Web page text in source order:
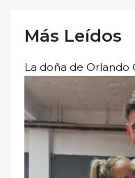
Más Leídos
La doña de Orlando